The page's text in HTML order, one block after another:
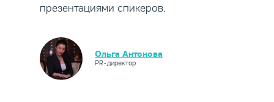
презентациями спикеров.
Ольга Антонова
PR-директор